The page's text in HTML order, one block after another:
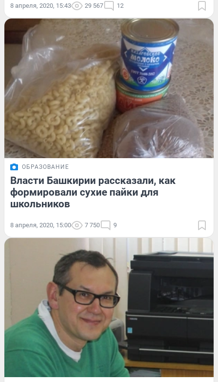
8 апреля, 2020, 15:43 29 567 12
ОБРАЗОВАНИЕ
Власти Башкирии рассказали, как
формировали сухие пайки для
школьников
8 апреля, 2020, 15:00 7 750 9